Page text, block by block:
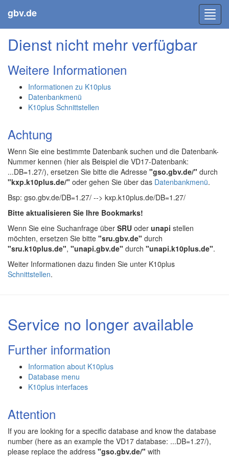
gbv.de
Dienst nicht mehr verfügbar
Weitere Informationen
Informationen zu K10plus
Datenbankmenü
K10plus Schnittstellen
Achtung
Wenn Sie eine bestimmte Datenbank suchen und die Datenbank-
Nummer kennen (hier als Beispiel die VD17-Datenbank:
...DB=1.27/), ersetzen Sie bitte die Adresse "gso.gbv.de/" durch
"kxp.k10plus.de/" oder gehen Sie über das Datenbankmenü.
Bsp: gso.gbv.de/DB=1.27/ --> kxp.k10plus.de/DB=1.27/
Bitte aktualisieren Sie Ihre Bookmarks!
Wenn Sie eine Suchanfrage über SRU oder unapi stellen
möchten, ersetzen Sie bitte "sru.gbv.de" durch
"sru.k10plus.de", "unapi.gbv.de" durch "unapi.k10plus.de".
Weiter Informationen dazu finden Sie unter K10plus
Schnittstellen.
Service no longer available
Further information
Information about K10plus
Database menu
K10plus interfaces
Attention
If you are looking for a specific database and know the database
number (here as an example the VD17 database: ...DB=1.27/),
please replace the address "gso.gbv.de/" with